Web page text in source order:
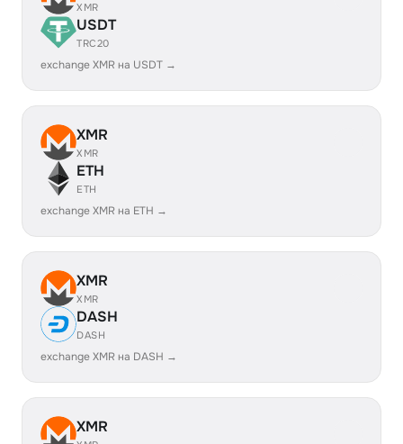
XMR
USDT
TRC20
exchange XMR на USDT →
XMR
XMR
ETH
ETH
exchange XMR на ETH →
XMR
XMR
DASH
DASH
exchange XMR на DASH →
XMR